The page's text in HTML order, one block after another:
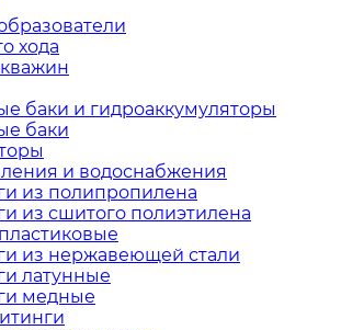
хода
баки и гидроаккумуляторы
баки
и водоснабжения
из полипропилена
из сшитого полиэтилена
из нержавеющей стали
латунные
медные